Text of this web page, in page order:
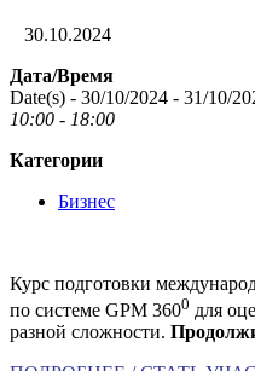
30.10.2024
Дата/Время
Date(s) - 30/10/2024 - 31/10/
10:00 - 18:00
Категории
Бизнес
Курс подготовки
по системе GPM 3600 для
разной сложности.